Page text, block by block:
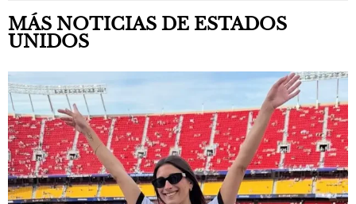
MÁS NOTICIAS DE ESTADOS
UNIDOS